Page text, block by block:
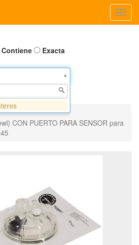
Contiene Exacta
CON PUERTO PARA SENSOR para